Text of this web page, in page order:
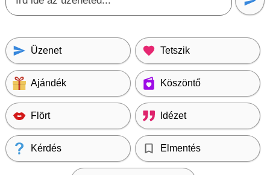
Üzenet Tetszik
Ajándék Köszöntő
Flört Idézet
Kérdés Elmentés